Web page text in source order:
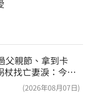
父親節、拿到卡
找亡妻淚：今天
我慶祝(2026年08月07日)